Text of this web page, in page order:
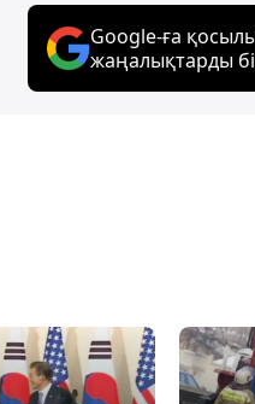
Google-ға
жаңалықтарды